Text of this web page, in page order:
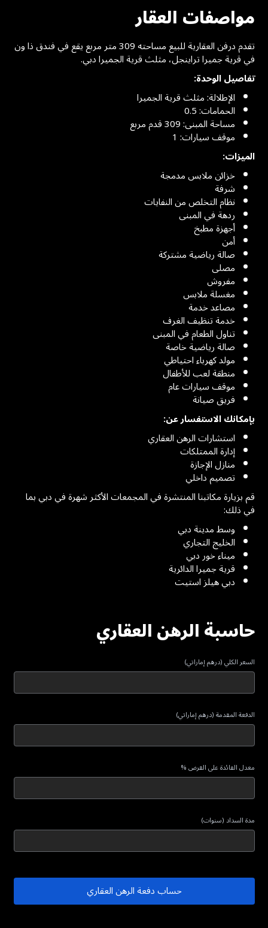
مواصفات العقار
تقدم درفن العقارية للبيع مساحته 309 متر مربع يقع في فندق ذا ون
في قرية جميرا تراينجل، مثلث قرية الجميرا دبي.
تفاصيل الوحدة:
الإطلالة: مثلث قرية الجميرا
الحمامات: 0.5
مساحة المبنى: 309 قدم مربع
موقف سيارات: 1
الميزات:
خزائن ملابس مدمجة
شرفة
نظام التخلص من النفايات
ردهة في المبنى
أجهزة مطبخ
أمن
صالة رياضية مشتركة
مصلى
مفروش
مغسلة ملابس
مصاعد خدمة
خدمة تنظيف الغرف
تناول الطعام في المبنى
صالة رياضية خاصة
مولد كهرباء احتياطي
منطقة لعب للأطفال
موقف سيارات عام
فريق صيانة
بإمكانك الاستفسار عن:
استشارات الرهن العقاري
إدارة الممتلكات
منازل الإجازة
تصميم داخلي
قم بزيارة مكاتبنا المنتشرة في المجمعات الأكثر شهرة في دبي بما
في ذلك:
وسط مدينة دبي
الخليج التجاري
ميناء خور دبي
قرية جميرا الدائرية
دبي هيلز استيت
حاسبة الرهن العقاري
السعر الكلي (درهم إماراتي)
الدفعة المقدمة (درهم إماراتي)
معدل الفائدة على القرض %
مدة السداد (سنوات)
حساب دفعة الرهن العقاري